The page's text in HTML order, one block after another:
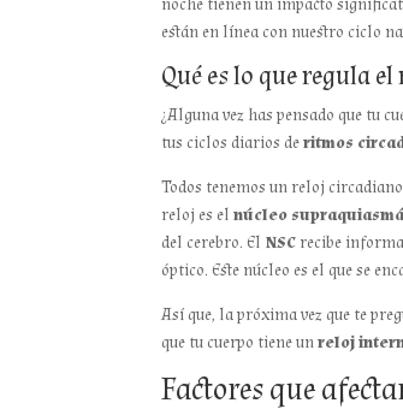
noche tienen un impacto
están en línea con nuestro ciclo
Qué es lo que regula
¿Alguna vez has pensado que tu
tus ciclos diarios deritmos
Todos tenemos un reloj
reloj es elnúcleo
del cerebro. El NSC recibe
óptico. Este núcleo es el que se
Así que, la próxima vez que te
que tu cuerpo tiene unreloj
Factores que